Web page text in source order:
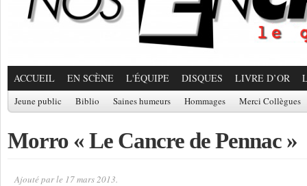
ACCUEIL EN SCÈNE L'ÉQUIPE DISQUES LIVRE D’OR
Jeune public Biblio Saines humeurs Hommages Merci Collègues
Morro « Le Cancre de Pennac »
Ajouté parle 17 mars 2013.